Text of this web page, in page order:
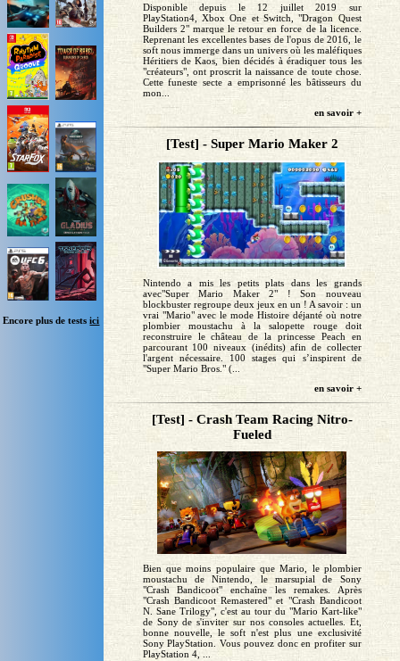
Encore plus de testsici
Disponible depuis le 12 juillet 2019 sur
PlayStation4, Xbox One et Switch, "Dragon Quest
Builders 2" marque le retour en force de la licence.
Reprenant les excellentes bases de l'opus de 2016, le
soft nous immerge dans un univers où les maléfiques
Héritiers de Kaos, bien décidés à éradiquer tous les
"créateurs", ont proscrit la naissance de toute chose.
Cette funeste secte a emprisonné les bâtisseurs du
mon...
en savoir +
[Test] - Super Mario Maker 2
Nintendo a mis les petits plats dans les grands
avec"Super Mario Maker 2" ! Son nouveau
blockbuster regroupe deux jeux en un ! A savoir : un
vrai "Mario" avec le mode Histoire déjanté où notre
plombier moustachu à la salopette rouge doit
reconstruire le château de la princesse Peach en
parcourant 100 niveaux (inédits) afin de collecter
l'argent nécessaire. 100 stages qui s’inspirent de
"Super Mario Bros." (...
en savoir +
[Test] - Crash Team Racing Nitro-
Fueled
Bien que moins populaire que Mario, le plombier
moustachu de Nintendo, le marsupial de Sony
"Crash Bandicoot" enchaîne les remakes. Après
"Crash Bandicoot Remastered" et "Crash Bandicoot
N. Sane Trilogy", c'est au tour du "Mario Kart-like"
de Sony de s'inviter sur nos consoles actuelles. Et,
bonne nouvelle, le soft n'est plus une exclusivité
Sony PlayStation. Vous pouvez donc en profiter sur
PlayStation 4, ...